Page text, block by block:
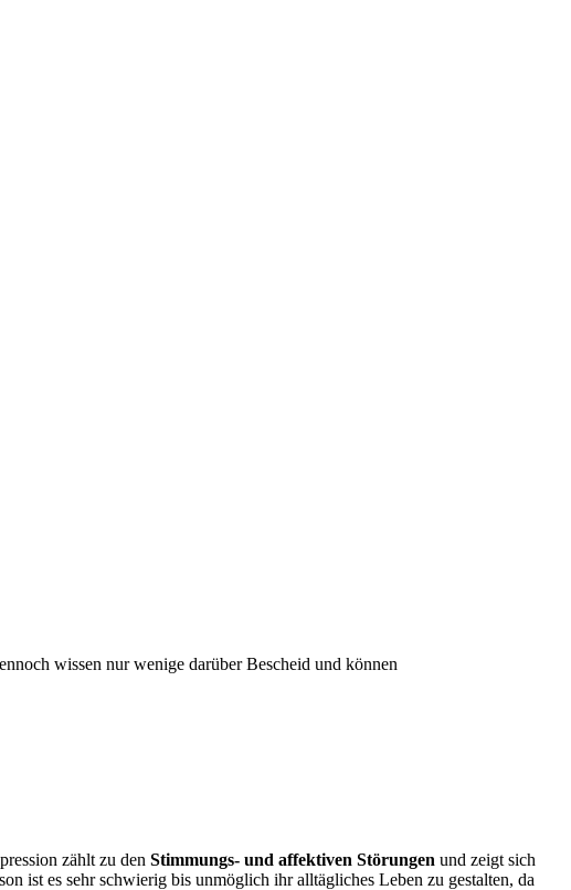
wissen nur wenige darüber Bescheid und können
zählt zu den Stimmungs- und affektiven Störungen und zeigt sich
ist es sehr schwierig bis unmöglich ihr alltägliches Leben zu gestalten, da